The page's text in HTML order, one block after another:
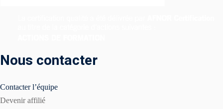
Nous contacter
Contacter l’équipe
Devenir affilié